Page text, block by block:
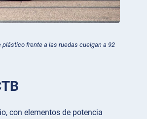
frente a las ruedas cuelgan a 92
con elementos de potencia